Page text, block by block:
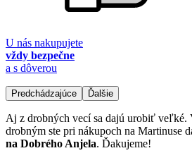
U nás nakupujete
vždy bezpečne
a s dôverou
Predchádzajúce Ďalšie
Aj z drobných vecí sa dajú urobiť veľké.
drobným ste pri nákupoch na Martinuse
na Dobrého Anjela. Ďakujeme!